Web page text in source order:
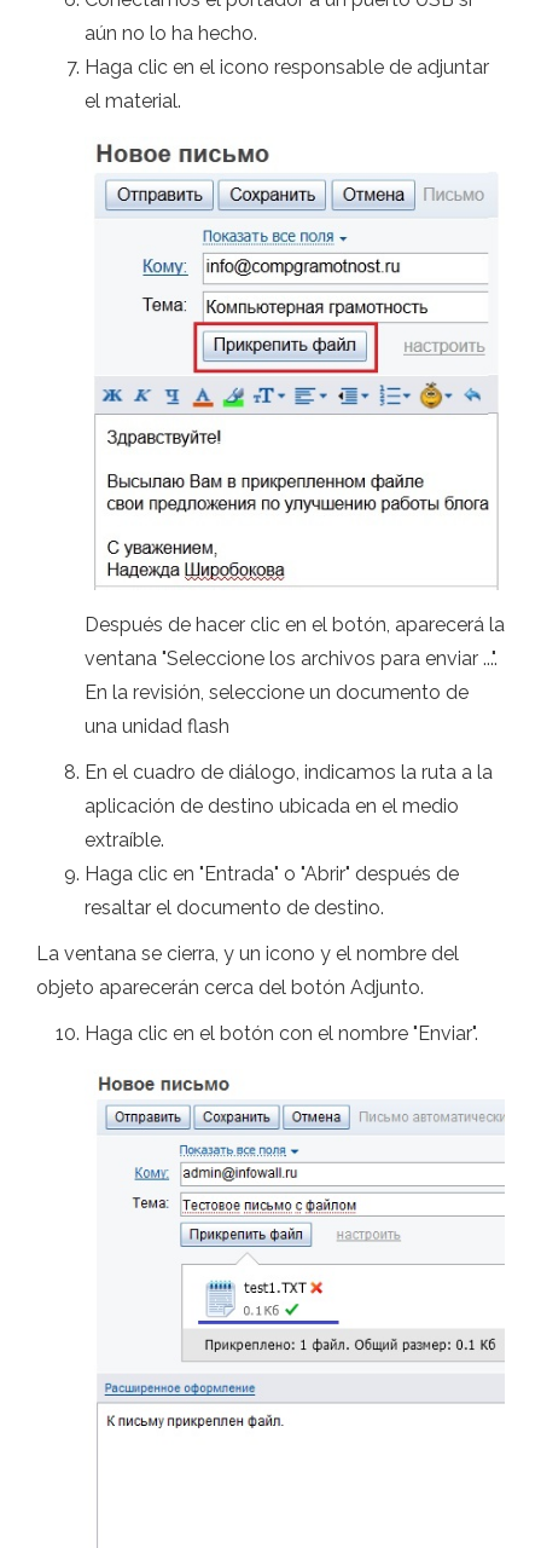
aún no lo ha hecho.
Haga clic en el icono responsable de adjuntar
el material.
Después de hacer clic en el botón, aparecerá la
ventana "Seleccione los archivos para enviar ...".
En la revisión, seleccione un documento de
una unidad flash
En el cuadro de diálogo, indicamos la ruta a la
aplicación de destino ubicada en el medio
extraíble.
Haga clic en "Entrada" o "Abrir" después de
resaltar el documento de destino.
La ventana se cierra, y un icono y el nombre del
objeto aparecerán cerca del botón Adjunto.
Haga clic en el botón con el nombre "Enviar".